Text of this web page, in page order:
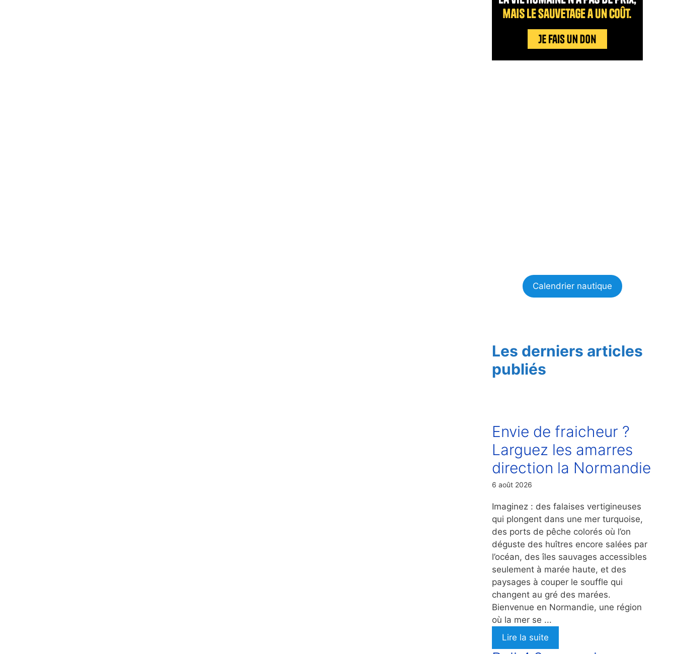
Calendrier nautique
Les derniers articles
publiés
Envie de fraicheur ?
Larguez les amarres
direction la Normandie
6 août 2026
Imaginez : des falaises vertigineuses
qui plongent dans une mer turquoise,
des ports de pêche colorés où l’on
déguste des huîtres encore salées par
l’océan, des îles sauvages accessibles
seulement à marée haute, et des
paysages à couper le souffle qui
changent au gré des marées.
Bienvenue en Normandie, une région
où la mer se ...
Lire la suite